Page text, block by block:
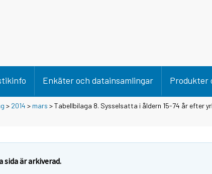
Enkäter och datainsamlingar Produkter
> 2014 > mars > Tabellbilaga 8. Sysselsatta i åldern 15-74 år efter
sida är arkiverad.